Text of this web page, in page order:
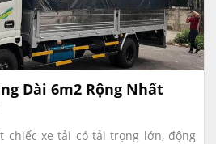
Dài 6m2 Rộng Nhất
chiếc xe tải có tải trọng lớn, động